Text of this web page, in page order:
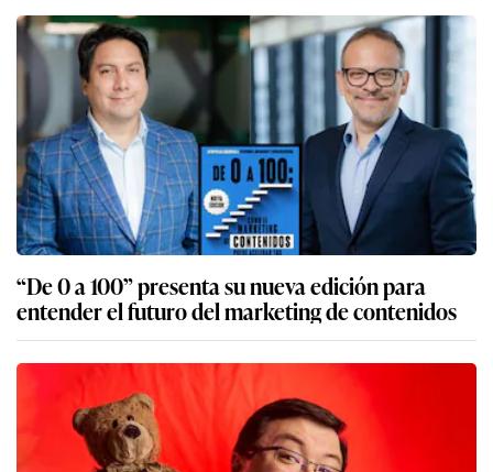
“De 0 a 100” presenta su nueva edición para
entender el futuro del marketing de contenidos